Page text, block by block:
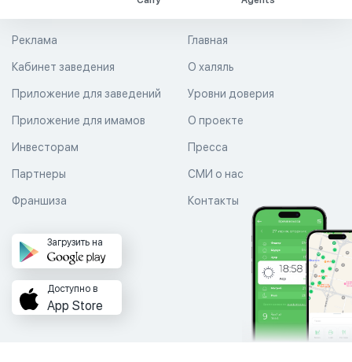
Главная
О халяль
Уровни доверия
Реклама
Кабинет заведения
Приложение для заведений
Приложение для имамов О проекте
Пресса
СМИ о нас
Контакты
Инвесторам
Партнеры
Франшиза
Загрузить на
Доступно в
App Store